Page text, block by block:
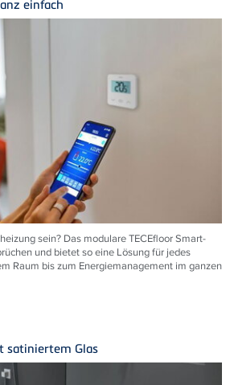
einfach
sein? Das modulareTECEfloor Smart-
und bietet so eine Lösung für jedes
Raum bis zum Energiemanagement im ganzen
satiniertem Glas